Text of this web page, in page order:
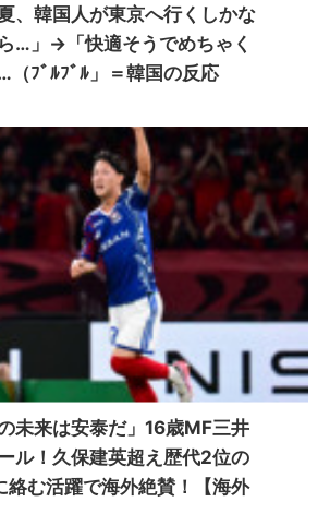
、韓国人が東京へ行くしかな
…」→「快適そうでめちゃく
（ﾌﾞﾙﾌﾞﾙ」＝韓国の反応
未来は安泰だ」16歳MF三井
ル！久保建英超え歴代2位の
絡む活躍で海外絶賛！【海外